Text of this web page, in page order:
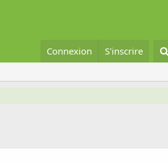
Connexion S'inscrire